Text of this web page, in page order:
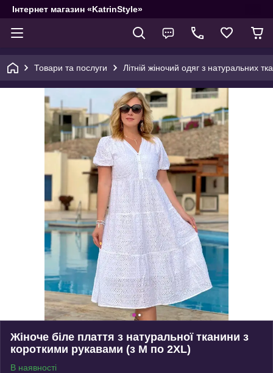
Інтернет магазин «KatrinStyle»
Товари та послуги Літній жіночий одяг з натуральних
Жіноче біле плаття з натуральної тканини з
короткими рукавами (з M по 2XL)
В наявності